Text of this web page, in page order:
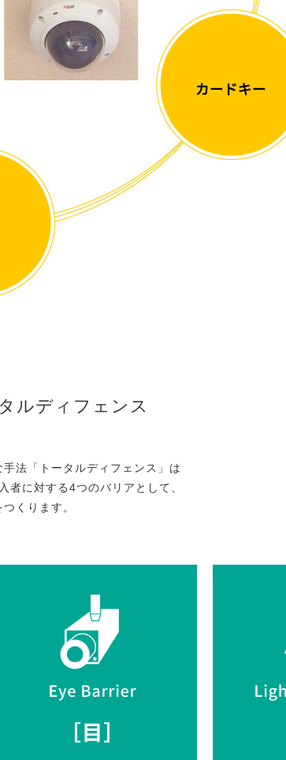
ルディフェンス
法「トータルディフェンス」は
者に対する4つのバリアとして、
くります。